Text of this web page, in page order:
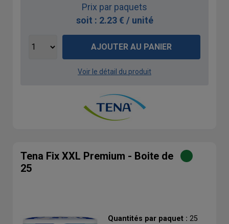
Prix par paquets
soit : 2.23 € / unité
AJOUTER AU PANIER
Voir le détail du produit
Tena Fix XXL Premium - Boite de
25
Quantités par paquet : 25